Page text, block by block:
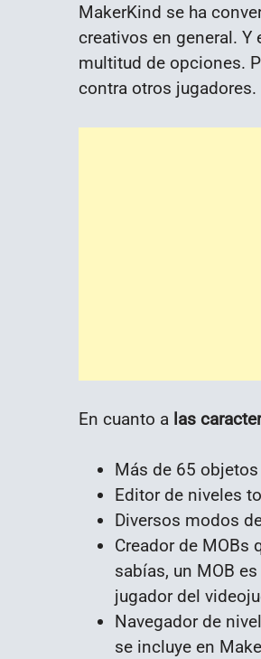
MakerKind se ha
creativos en general.
multitud de opciones.
contra otros jugadores.
En cuanto a las
Más de 65
Editor de niveles
Diversos modos
Creador de MOBs
sabías, un MOB
jugador del
Navegador de
se incluye en